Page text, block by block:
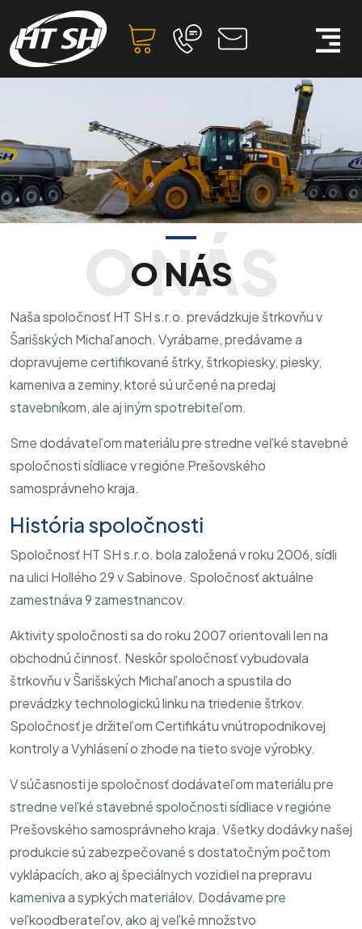
O NÁS
Naša spoločnosť HT SH s.r.o. prevádzkuje štrkovňu v
Šarišských Michaľanoch. Vyrábame, predávame a
dopravujeme certifikované štrky, štrkopiesky, piesky,
kameniva a zeminy, ktoré sú určené na predaj
stavebníkom, ale aj iným spotrebiteľom.
Sme dodávateľom materiálu pre stredne veľké stavebné
spoločnosti sídliace v regióne Prešovského
samosprávneho kraja.
História spoločnosti
Spoločnosť HT SH s.r.o. bola založená v roku 2006, sídli
na ulici Hollého 29 v Sabinove. Spoločnosť aktuálne
zamestnáva 9 zamestnancov.
Aktivity spoločnosti sa do roku 2007 orientovali len na
obchodnú činnosť. Neskôr spoločnosť vybudovala
štrkovňu v Šarišských Michaľanoch a spustila do
prevádzky technologickú linku na triedenie štrkov.
Spoločnosť je držiteľom Certifikátu vnútropodnikovej
kontroly a Vyhlásení o zhode na tieto svoje výrobky.
V súčasnosti je spoločnosť dodávateľom materiálu pre
stredne veľké stavebné spoločnosti sídliace v regióne
Prešovského samosprávneho kraja. Všetky dodávky našej
produkcie sú zabezpečované s dostatočným počtom
vyklápacích, ako aj špeciálnych vozidiel na prepravu
kameniva a sypkých materiálov. Dodávame pre
veľkoodberateľov, ako aj veľké množstvo